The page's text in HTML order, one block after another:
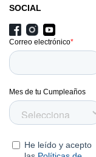
SOCIAL